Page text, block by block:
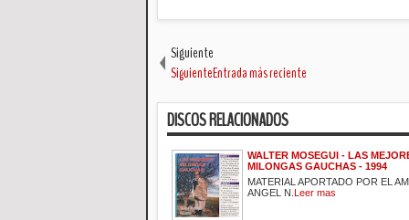
Siguiente
SiguienteEntrada más reciente
DISCOS RELACIONADOS
WALTER MOSEGUI - LAS
MILONGAS GAUCHAS - 1994
MATERIAL APORTADO POR EL
ANGEL N. Leer mas